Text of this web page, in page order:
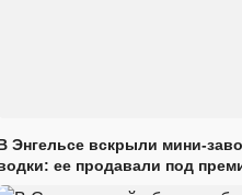
Энгельсе вскрыли мини-
ее продавали под